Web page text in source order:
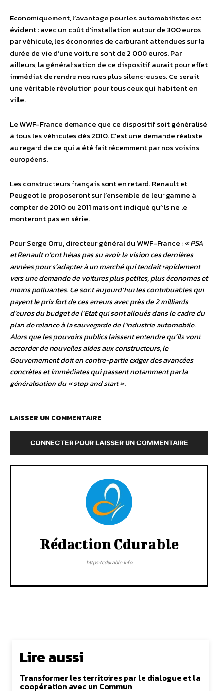
Economiquement, l’avantage pour les automobilistes est
évident : avec un coût d’installation autour de 300 euros
par véhicule, les économies de carburant attendues sur la
durée de vie d’une voiture sont de 2 000 euros. Par
ailleurs, la généralisation de ce dispositif aurait pour effet
immédiat de rendre nos rues plus silencieuses. Ce serait
une véritable révolution pour tous ceux qui habitent en
ville.
Le WWF-France demande que ce dispositif soit généralisé
à tous les véhicules dès 2010. C’est une demande réaliste
au regard de ce qui a été fait récemment par nos voisins
européens.
Les constructeurs français sont en retard. Renault et
Peugeot le proposeront sur l’ensemble de leur gamme à
compter de 2010 ou 2011 mais ont indiqué qu’ils ne le
monteront pas en série.
Pour Serge Orru, directeur général du WWF-France :« PSA
et Renault n’ont hélas pas su avoir la vision ces dernières
années pour s’adapter à un marché qui tendait rapidement
vers une demande de voitures plus petites, plus économes et
moins polluantes. Ce sont aujourd’hui les contribuables qui
payent le prix fort de ces erreurs avec près de 2 milliards
d’euros du budget de l’Etat qui sont alloués dans le cadre du
plan de relance à la sauvegarde de l’industrie automobile.
Alors que les pouvoirs publics laissent entendre qu’ils vont
accorder de nouvelles aides aux constructeurs, le
Gouvernement doit en contre-partie exiger des avancées
concrètes et immédiates qui passent notamment par la
généralisation du « stop and start ».
LAISSER UN COMMENTAIRE
CONNECTER POUR LAISSER UN COMMENTAIRE
Rédaction Cdurable
https:/cdurable.info
Lire aussi
Transformer les territoires par le dialogue et la
coopération avec un Commun